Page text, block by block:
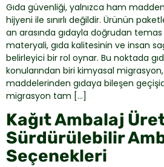
Gıda güvenliği, yalnızca ham
hijyeni ile sınırlı değildir. Ürünün
an arasında gıdayla doğrudan
materyali, gıda kalitesinin ve insan
belirleyici bir rol oynar. Bu noktada
konularından biri kimyasal
maddelerinden gıdaya bileşen
migrasyon tam […]
Kağıt Ambalaj
Sürdürülebilir
Seçenekleri